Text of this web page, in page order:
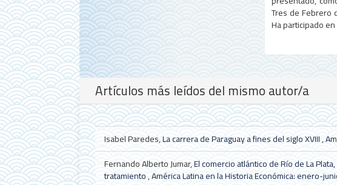
Tres de Febrero
Ha participado
Artículos más leídos del mismo autor/a
Isabel Paredes,La carrera de Paraguay a fines del siglo XVIII,
Fernando Alberto Jumar,El comercio atlántico de Río de La
tratamiento,América Latina en la Historia Económica: enero-